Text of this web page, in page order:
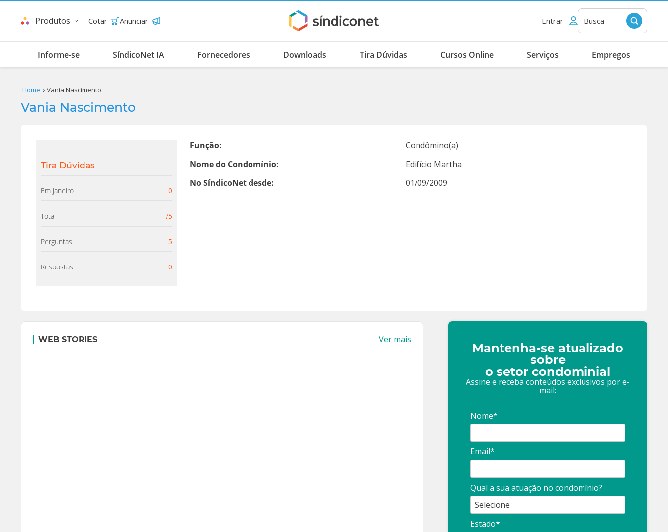
Produtos Cotar Anunciar Entrar Busca
Informe-se SíndicoNet IA Fornecedores Downloads Tira Dúvidas Cursos Online Serviços Empregos
Home Vania Nascimento
Vania Nascimento
Tira Dúvidas
Em janeiro 0
Total 75
Perguntas 5
Respostas 0
Função:
Condômino(a)
Nome do Condomínio:
Edifício Martha
No SíndicoNet desde:
01/09/2009
WEB STORIES Ver mais
Mantenha-se atualizado
sobre
o setor condominial
Assine e receba conteúdos exclusivos por e-
mail:
Nome*
Email*
Qual a sua atuação no condomínio?
Estado*